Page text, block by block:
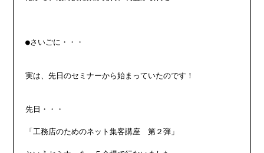
●さいごに・・・
実は、先日のセミナーから始まっていたのです！
先日・・・
「工務店のためのネット集客講座　第２弾」